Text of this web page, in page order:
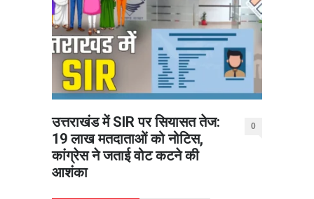
उत्तराखंड में SIR पर सियासत तेज:
19 लाख मतदाताओं को नोटिस,
कांग्रेस ने जताई वोट कटने की
आशंका
0